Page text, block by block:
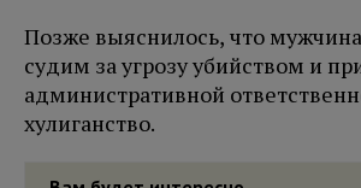
Позже выяснилось, что
судим за угрозу убийством и
административной
хулиганство.